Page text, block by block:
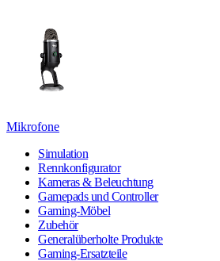
Mikrofone
Simulation
Rennkonfigurator
Kameras & Beleuchtung
Gamepads und Controller
Gaming-Möbel
Zubehör
Generalüberholte Produkte
Gaming-Ersatzteile